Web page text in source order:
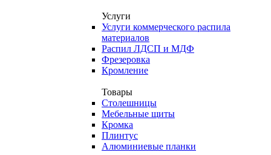
Услуги
Услуги коммерческого распила
материалов
Распил ЛДСП и МДФ
Фрезеровка
Кромление
Товары
Столешницы
Мебельные щиты
Кромка
Плинтус
Алюминиевые планки